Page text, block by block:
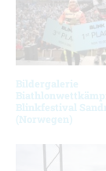
Bildergalerie
Blinkfestival
(Norwegen)